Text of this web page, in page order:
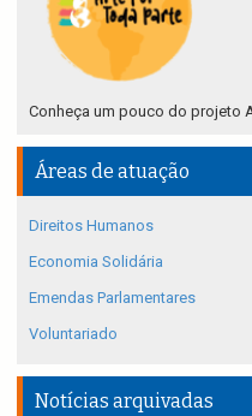
Conheça um pouco do projeto
Áreas de atuação
Direitos Humanos
Economia Solidária
Emendas Parlamentares
Voluntariado
Notícias arquivadas